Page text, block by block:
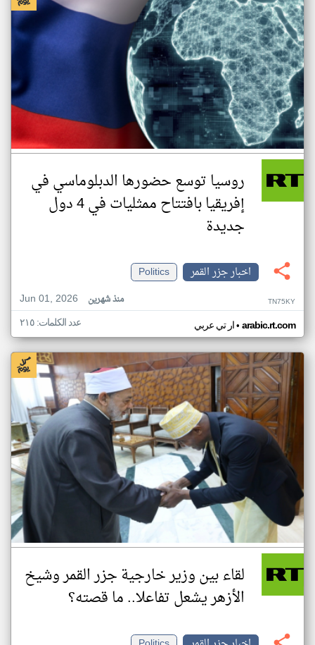
روسيا توسع حضورها الدبلوماسي في
إفريقيا بافتتاح ممثليات في 4 دول
جديدة
اخبار جزر القمر
Politics
Jun 01, 2026
منذ شهرين TN75KY
ار تي عربي• arabic.rt.com عدد الكلمات: ٢١٥
لقاء بين وزير خارجية جزر القمر وشيخ
الأزهر يشعل تفاعلا.. ما قصته؟